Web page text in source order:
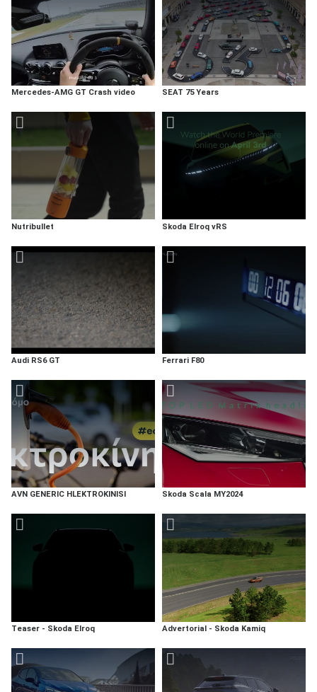
Mercedes-AMG GT Crash video SEAT 75 Years
Nutribullet Skoda Elroq vRS
Audi RS6 GT Ferrari F80
AVN GENERIC HLEKTROKINISI Skoda Scala MY2024
Teaser - Skoda Elroq Advertorial - Skoda Kamiq